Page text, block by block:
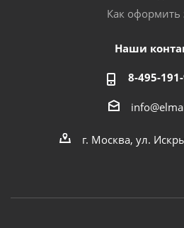
Как оформить
Наши
8-495-
г. Москва, ул.